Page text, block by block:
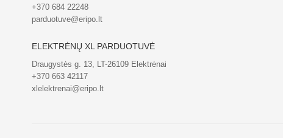
+370 684 22248
parduotuve@eripo.lt
ELEKTRĖNŲ XL PARDUOTUVĖ
Draugystės g. 13, LT-26109 Elektrėnai
+370 663 42117
xlelektrenai@eripo.lt